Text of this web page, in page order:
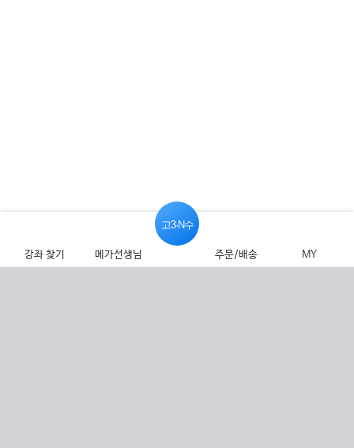
강좌 찾기 메가선생님 주문/배송 MY
고3·N수